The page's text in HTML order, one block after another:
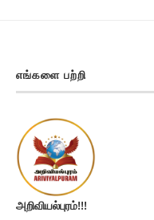
எங்களை பற்றி
அறிவியல்புரம்!!!